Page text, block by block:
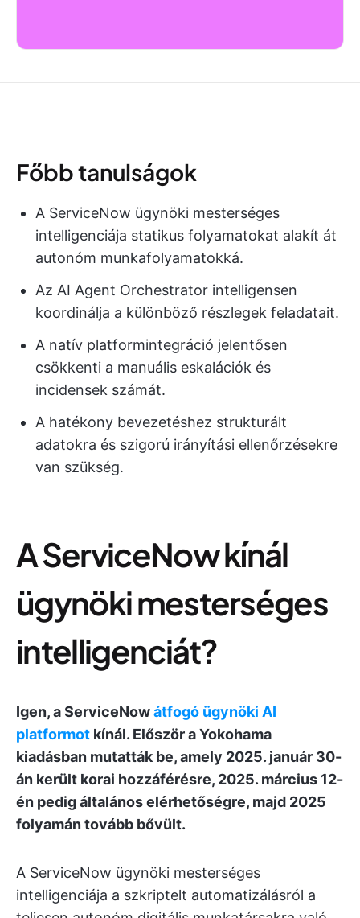
Főbb tanulságok
A ServiceNow ügynöki mesterséges
intelligenciája statikus folyamatokat alakít át
autonóm munkafolyamatokká.
Az AI Agent Orchestrator intelligensen
koordinálja a különböző részlegek feladatait.
A natív platformintegráció jelentősen
csökkenti a manuális eskalációk és
incidensek számát.
A hatékony bevezetéshez strukturált
adatokra és szigorú irányítási ellenőrzésekre
van szükség.
A ServiceNow kínál
ügynöki mesterséges
intelligenciát?
Igen, a ServiceNowátfogó ügynöki AI
platformot kínál. Először a Yokohama
kiadásban mutatták be, amely 2025. január 30-
án került korai hozzáférésre, 2025. március 12-
én pedig általános elérhetőségre, majd 2025
folyamán tovább bővült.
A ServiceNow ügynöki mesterséges
intelligenciája a szkriptelt automatizálásról a